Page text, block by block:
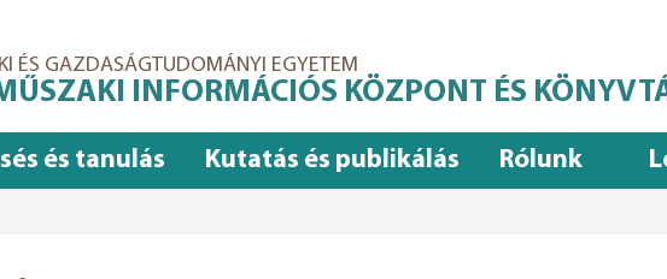
ÉS GAZDASÁGTUDOMÁNYI EGYETEM
INFORMÁCIÓS KÖZPONT ÉS
és tanulás Kutatás és publikálás Rólunk